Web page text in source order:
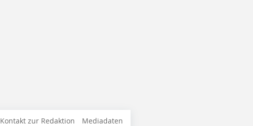
Kontakt zur Redaktion Mediadaten